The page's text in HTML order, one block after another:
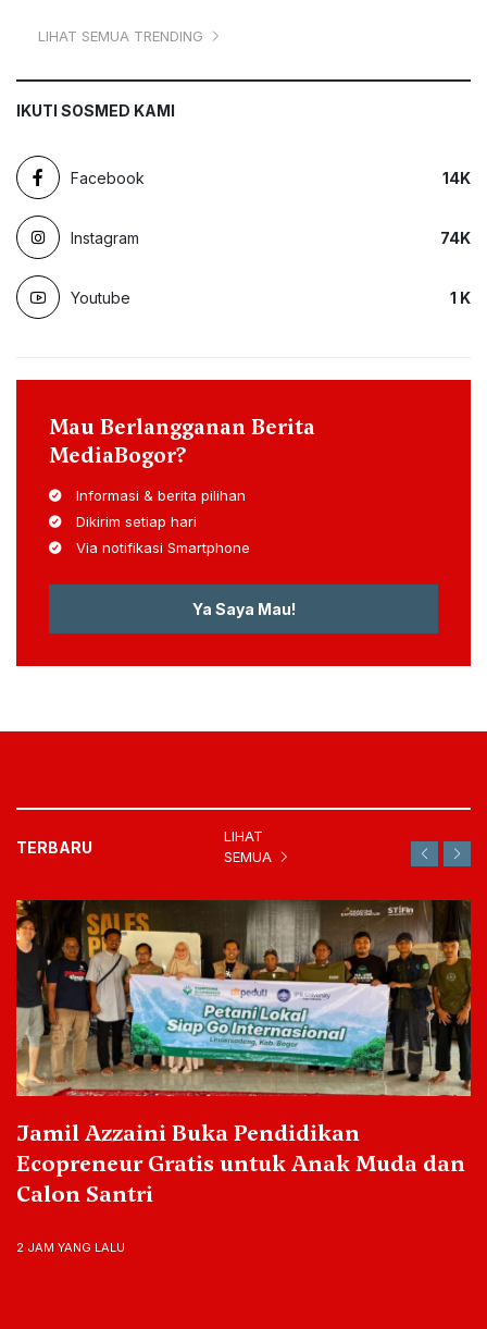
LIHAT SEMUA TRENDING
IKUTI SOSMED KAMI
Facebook 14K
Instagram 74K
Youtube 1 K
Mau Berlangganan Berita
MediaBogor?
Informasi & berita pilihan
Dikirim setiap hari
Via notifikasi Smartphone
Ya Saya Mau!
TERBARU
LIHAT
SEMUA
Jamil Azzaini Buka Pendidikan
Ecopreneur Gratis untuk Anak Muda dan
Calon Santri
2 JAM YANG LALU